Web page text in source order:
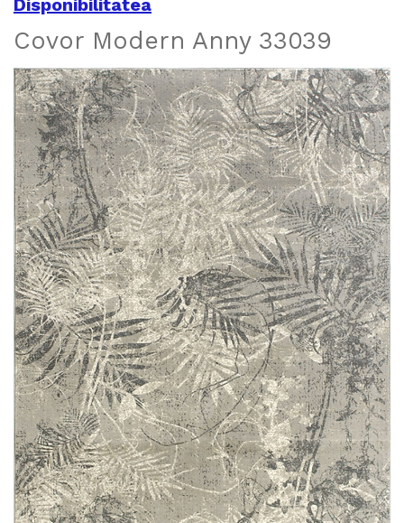
Covor Modern Anny 33039